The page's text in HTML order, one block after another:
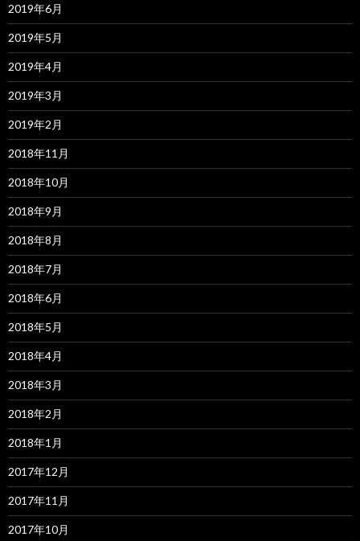
2019年6月
2019年5月
2019年4月
2019年3月
2019年2月
2018年11月
2018年10月
2018年9月
2018年8月
2018年7月
2018年6月
2018年5月
2018年4月
2018年3月
2018年2月
2018年1月
2017年12月
2017年11月
2017年10月